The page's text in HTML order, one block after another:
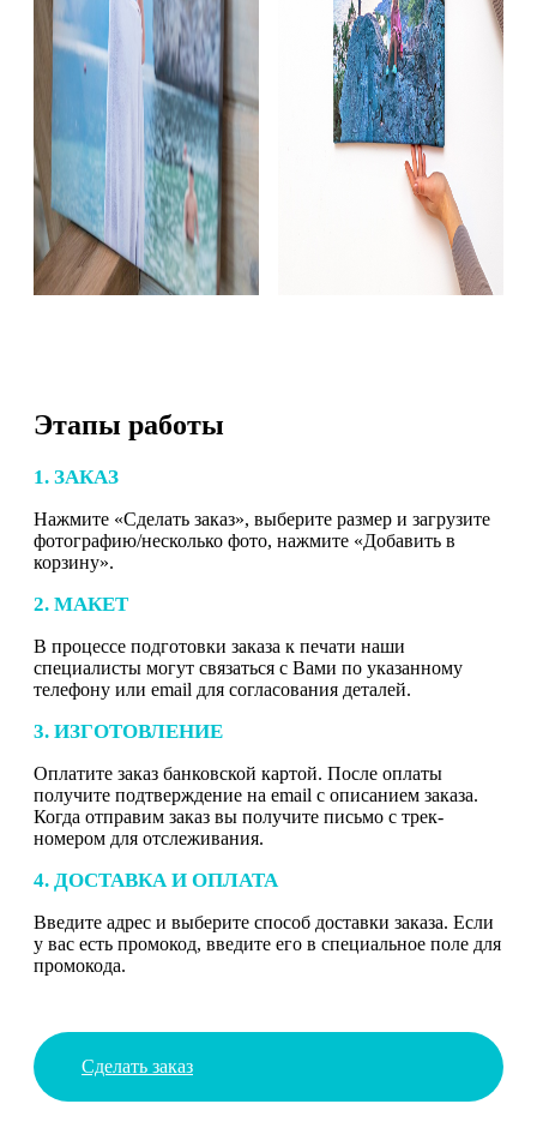
Этапы работы
1. ЗАКАЗ
Нажмите «Сделать заказ», выберите размер и загрузите
фотографию/несколько фото, нажмите «Добавить в
корзину».
2. МАКЕТ
В процессе подготовки заказа к печати наши
специалисты могут связаться с Вами по указанному
телефону или email для согласования деталей.
3. ИЗГОТОВЛЕНИЕ
Оплатите заказ банковской картой. После оплаты
получите подтверждение на email с описанием заказа.
Когда отправим заказ вы получите письмо с трек-
номером для отслеживания.
4. ДОСТАВКА И ОПЛАТА
Введите адрес и выберите способ доставки заказа. Если
у вас есть промокод, введите его в специальное поле для
промокода.
Сделать заказ